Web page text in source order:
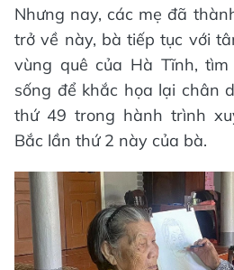
Nhưng nay, các mẹ đã
trở về này, bà tiếp tục với
vùng quê của Hà Tĩnh,
sống để khắc họa lại chân
thứ 49 trong hành trình
Bắc lần thứ 2 này của bà.